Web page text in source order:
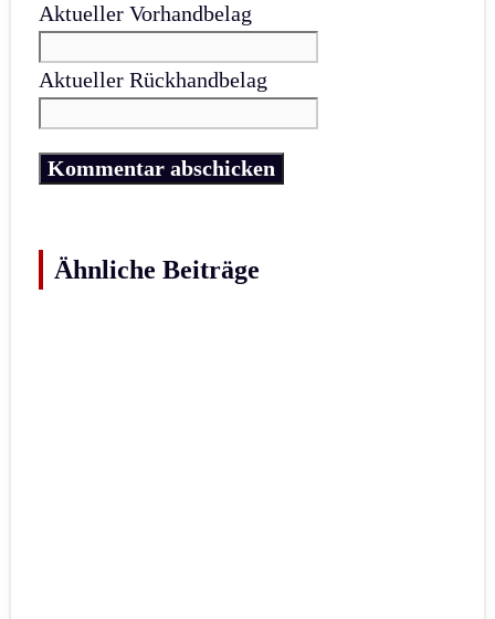
Aktueller Vorhandbelag
Aktueller Rückhandbelag
Ähnliche Beiträge